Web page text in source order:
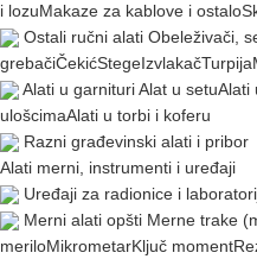
i lozuMakaze za kablove i ostalo
Ostali ručni alati Obeleživači,
grebačiČekićStegeIzvlakačTurpija
Alati u garnituriAlat u setuAlati
ulošcimaAlati u torbi i koferu
Razni građevinski alati i pribor
Alati merni, instrumenti i uređaji
Uređaji za radionice i
Merni alati opšti Merne trake
meriloMikrometarKljuč moment